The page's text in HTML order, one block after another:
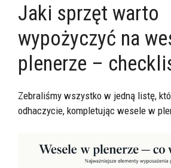
Jaki sprzęt warto
wypożyczyć na
plenerze –
Zebraliśmy wszystko w jedną listę,
odhaczycie, kompletując wesele w